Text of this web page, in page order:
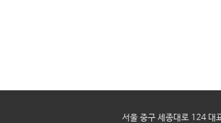
서울 중구 세종대로 124